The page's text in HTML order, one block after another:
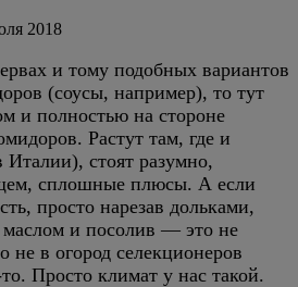
2018
и тому подобных вариантов
(соусы, например), то тут
и полностью на стороне
Растут там, где и
стоят разумно,
сплошные плюсы. А если
просто нарезав дольками,
и посолив — это не
не в огород селекционеров
Просто климат у нас такой.